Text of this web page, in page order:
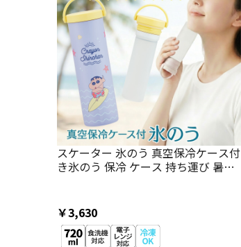
スケーター 氷のう 真空保冷ケース付
き氷のう 保冷 ケース 持ち運び 暑さ
女の子【保冷 ステンレス 氷嚢 通勤
通学 アウトドア ひょうのう】
￥3,630